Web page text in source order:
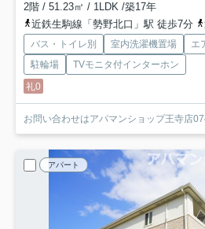
2階 / 51.23㎡ / 1LDK /築17年
近鉄生駒線「勢野北口」駅 徒歩7分
バス・トイレ別 室内洗濯機置場 エ
駐輪場
TVモニタ付インターホン
礼0
お問い合わせはアパマンショップ王寺店
アパート